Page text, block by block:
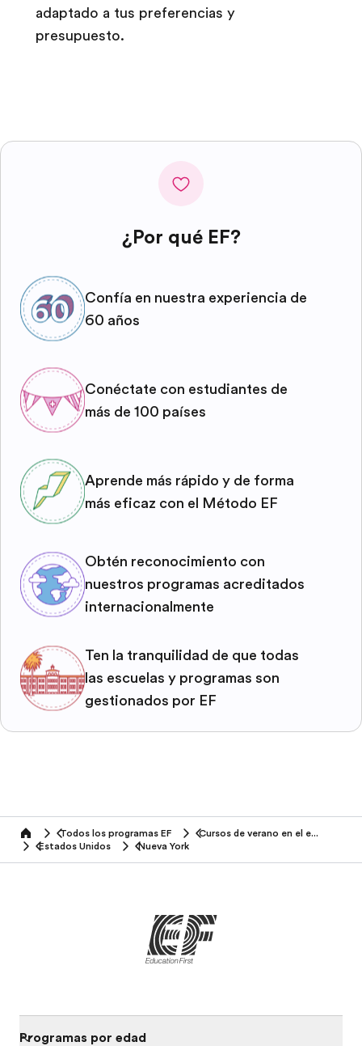
adaptado a tus preferencias y
presupuesto.
¿Por qué EF?
Confía en nuestra experiencia de
60 años
Conéctate con estudiantes de
más de 100 países
Aprende más rápido y de forma
más eficaz con el Método EF
Obtén reconocimiento con
nuestros programas acreditados
internacionalmente
Ten la tranquilidad de que todas
las escuelas y programas son
gestionados por EF
home Todos los programas EF
Cursos de verano en el extranjero
Estados Unidos
Nueva York
Programas por edad